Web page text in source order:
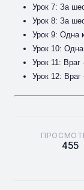
Урок 7: За
Урок 8: За
Урок 9: Одна
Урок 10:
Урок 11:
Урок 12:
455